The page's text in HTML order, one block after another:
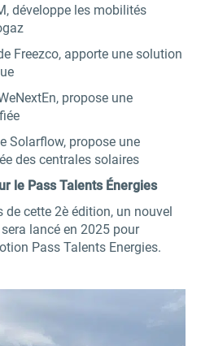
, développe les mobilités
Freezco, apporte une solution
, propose une
Solarflow, propose une
des centrales solaires
le Pass Talents Énergies
de cette 2è édition, un nouvel
lancé en 2025 pour
Pass Talents Energies.